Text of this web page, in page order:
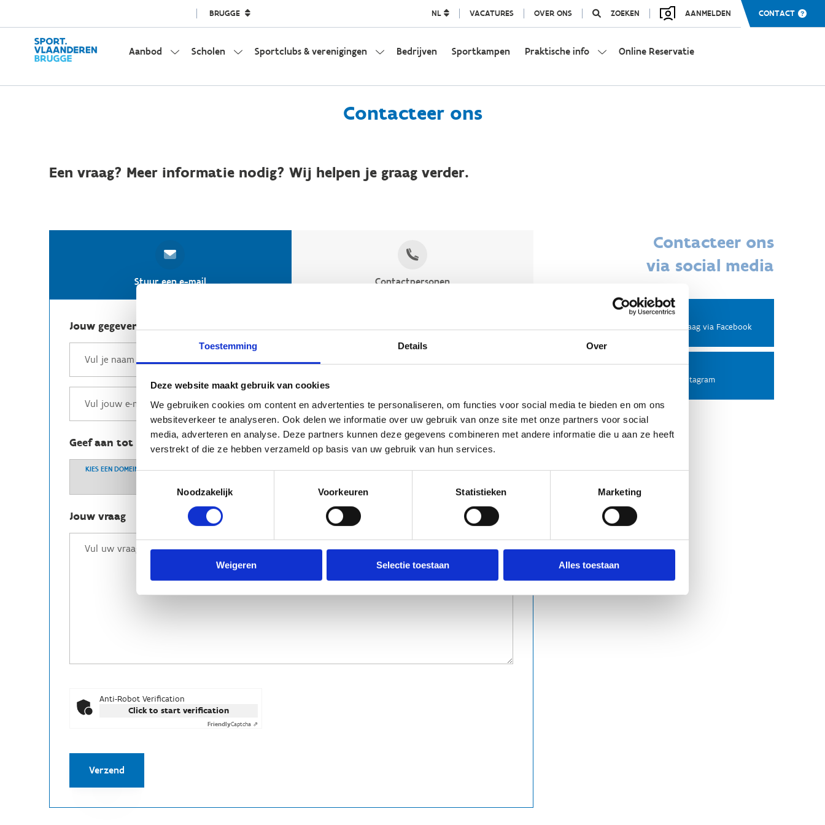
Toestemming Details Over
Deze website maakt gebruik van cookies
We gebruiken cookies om content en advertenties te personaliseren, om functies voor social media te bieden en om ons
websiteverkeer te analyseren. Ook delen we informatie over uw gebruik van onze site met onze partners voor social
media, adverteren en analyse. Deze partners kunnen deze gegevens combineren met andere informatie die u aan ze heeft
verstrekt of die ze hebben verzameld op basis van uw gebruik van hun services.
Noodzakelijk
Voorkeuren Statistieken Marketing
Weigeren Selectie toestaan Alles toestaan
BRUGGE NL VACATURES OVER ONS ZOEKEN AANMELDEN CONTACT
Aanbod Scholen Sportclubs & verenigingen Bedrijven Sportkampen Praktische info Online Reservatie
Contacteer ons
Een vraag? Meer informatie nodig? Wij helpen je graag verder.
Stuur een e-mail Contactpersonen
Jouw gegevens
Geef aan tot welk domein jouw vraag behoort
KIES EEN DOMEIN
Jouw vraag
Anti-Robot Verification
Click to start verification
FriendlyCaptcha ⇗
Verzend
Contacteer ons
via social media
Facebook
Stel ons een vraag via Facebook
Instagram
Volg ons op Instagram